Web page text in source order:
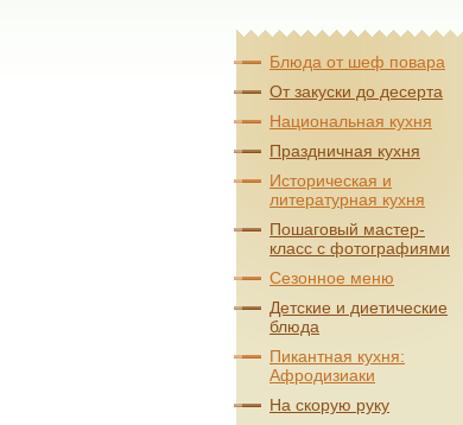
Блюда от шеф повара
От закуски до десерта
Национальная кухня
Праздничная кухня
Историческая и
литературная кухня
Пошаговый мастер-
класс с фотографиями
Сезонное меню
Детские и диетические
блюда
Пикантная кухня:
Афродизиаки
На скорую руку